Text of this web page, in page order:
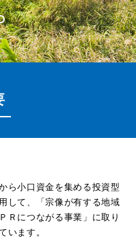
ら小口資金を集める投資型
して、「宗像が有する地域
Ｒにつながる事業」に取り
います。